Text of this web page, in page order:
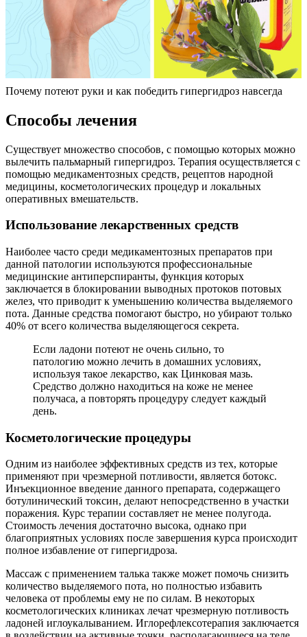
Почему потеют руки и как победить гипергидроз навсегда
Способы лечения
Существует множество способов, с помощью которых можно
вылечить пальмарный гипергидроз. Терапия осуществляется с
помощью медикаментозных средств, рецептов народной
медицины, косметологических процедур и локальных
оперативных вмешательств.
Использование лекарственных средств
Наиболее часто среди медикаментозных препаратов при
данной патологии используются профессиональные
медицинские антиперспиранты, функция которых
заключается в блокировании выводных протоков потовых
желез, что приводит к уменьшению количества выделяемого
пота. Данные средства помогают быстро, но убирают только
40% от всего количества выделяющегося секрета.
Если ладони потеют не очень сильно, то
патологию можно лечить в домашних условиях,
используя такое лекарство, как Цинковая мазь.
Средство должно находиться на коже не менее
получаса, а повторять процедуру следует каждый
день.
Косметологические процедуры
Одним из наиболее эффективных средств из тех, которые
применяют при чрезмерной потливости, является ботокс.
Инъекционное введение данного препарата, содержащего
ботулинический токсин, делают непосредственно в участки
поражения. Курс терапии составляет не менее полугода.
Стоимость лечения достаточно высока, однако при
благоприятных условиях после завершения курса происходит
полное избавление от гипергидроза.
Массаж с применением талька также может помочь снизить
количество выделяемого пота, но полностью избавить
человека от проблемы ему не по силам. В некоторых
косметологических клиниках лечат чрезмерную потливость
ладоней иглоукалыванием. Иглорефлексотерапия заключается